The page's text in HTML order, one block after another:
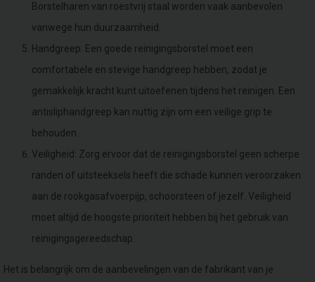
Borstelharen van roestvrij staal worden vaak aanbevolen
vanwege hun duurzaamheid.
Handgreep: Een goede reinigingsborstel moet een
comfortabele en stevige handgreep hebben, zodat je
gemakkelijk kracht kunt uitoefenen tijdens het reinigen. Een
antisliphandgreep kan nuttig zijn om een veilige grip te
behouden.
Veiligheid: Zorg ervoor dat de reinigingsborstel geen scherpe
randen of uitsteeksels heeft die schade kunnen veroorzaken
aan de rookgasafvoerpijp, schoorsteen of jezelf. Veiligheid
moet altijd de hoogste prioriteit hebben bij het gebruik van
reinigingsgereedschap.
Het is belangrijk om de aanbevelingen van de fabrikant van je